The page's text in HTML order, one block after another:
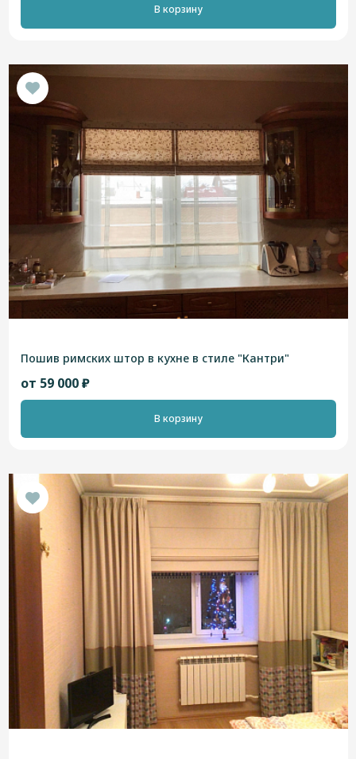
В корзину
Пошив римских штор в кухне в стиле "Кантри"
от 59 000 ₽
В корзину